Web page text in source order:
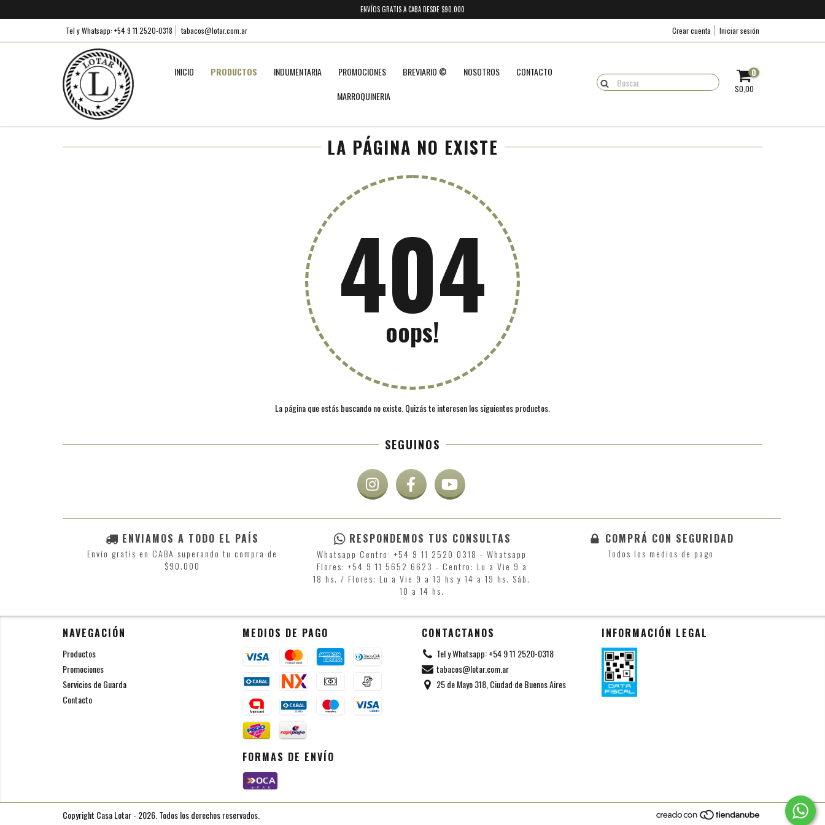
ENVÍOS GRATIS A CABA DESDE $90.000
Tel y Whatsapp: +54 9 11 2520-0318 tabacos@lotar.com.ar Crear cuenta Iniciar sesión
INICIO PRODUCTOS INDUMENTARIA PROMOCIONES BREVIARIO © NOSOTROS
CONTACTO
MARROQUINERIA
0
$0,00
LA PÁGINA NO EXISTE
404
oops!
La página que estás buscando no existe. Quizás te interesen los siguientes productos.
SEGUINOS
ENVIAMOS A TODO EL PAÍS
Envío gratis en CABA superando tu compra de
$90.000
RESPONDEMOS TUS CONSULTAS
Whatsapp Centro: +54 9 11 2520 0318 - Whatsapp
Flores: +54 9 11 5652 6623 - Centro: Lu a Vie 9 a
18 hs. / Flores: Lu a Vie 9 a 13 hs y 14 a 19 hs. Sáb.
10 a 14 hs.
COMPRÁ CON SEGURIDAD
Todos los medios de pago
NAVEGACIÓN
Productos
Promociones
Servicios de Guarda
Contacto
MEDIOS DE PAGO
FORMAS DE ENVÍO
CONTACTANOS
Tel y Whatsapp: +54 9 11 2520-0318
tabacos@lotar.com.ar
25 de Mayo 318, Ciudad de Buenos Aires
INFORMACIÓN LEGAL
Copyright Casa Lotar - 2026. Todos los derechos reservados.